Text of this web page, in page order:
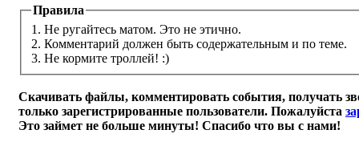
Правила
1. Не ругайтесь матом. Это не этично.
2. Комментарий должен быть содержательным и по теме.
3. Не кормите троллей! :)
Скачивать файлы, комментировать события, получать
только зарегистрированные пользователи. Пожалуйста
Это займет не больше минуты! Спасибо что вы с нами!